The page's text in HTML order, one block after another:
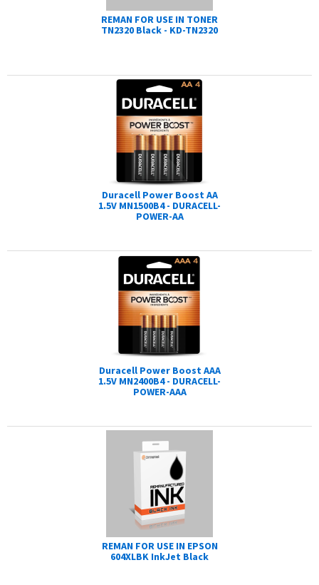
REMAN FOR USE IN TONER
TN2320 Black - KD-TN2320
Duracell Power Boost AA
1.5V MN1500B4 - DURACELL-
POWER-AA
Duracell Power Boost AAA
1.5V MN2400B4 - DURACELL-
POWER-AAA
REMAN FOR USE IN EPSON
604XLBK InkJet Black